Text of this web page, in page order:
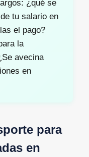
¿qué se
tu salario en
el pago?
la
avecina
en
para
en